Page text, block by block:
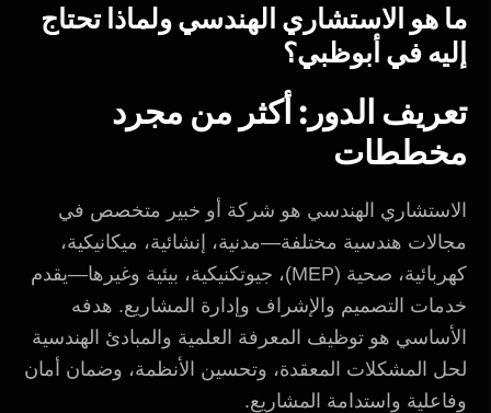
ما هو الاستشاري الهندسي ولماذا تحتاج
إليه في أبوظبي؟
تعريف الدور: أكثر من مجرد
مخططات
الاستشاري الهندسي هو شركة أو خبير متخصص في
مجالات هندسية مختلفة—مدنية، إنشائية، ميكانيكية،
كهربائية، صحية (MEP)، جيوتكنيكية، بيئية وغيرها—يقدم
خدمات التصميم والإشراف وإدارة المشاريع. هدفه
الأساسي هو توظيف المعرفة العلمية والمبادئ الهندسية
لحل المشكلات المعقدة، وتحسين الأنظمة، وضمان أمان
وفاعلية واستدامة المشاريع.